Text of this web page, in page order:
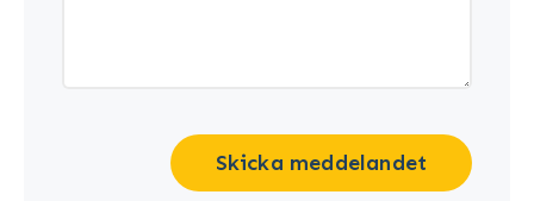
Skicka meddelandet